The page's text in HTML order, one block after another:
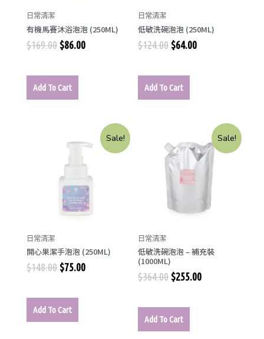
日常清潔
有機馬賽沐浴泡泡 (250ML)
$169.00 $86.00
Add To Cart
日常清潔
低敏洗碗泡泡 (250ML)
$124.00 $64.00
Add To Cart
Sale!
日常清潔
開心果潔手泡泡 (250ML)
$148.00 $75.00
Add To Cart
Sale!
日常清潔
低敏洗碗泡泡 – 補充裝
(1000ML)
$364.00 $255.00
Add To Cart